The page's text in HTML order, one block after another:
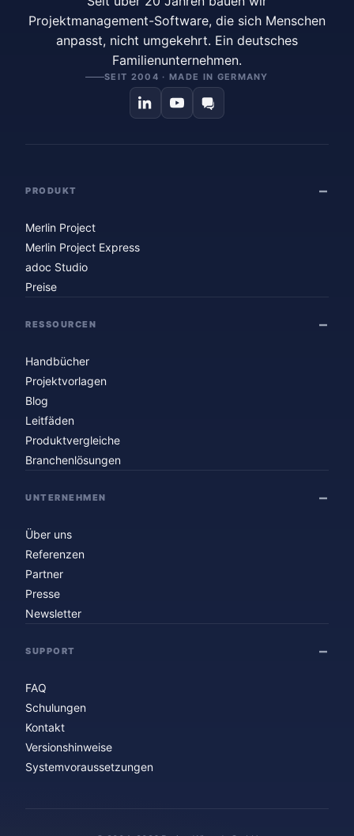
Projektmanagement-Software, die sich Menschen
anpasst, nicht umgekehrt. Ein deutsches
Familienunternehmen.
SEIT 2004 · MADE IN GERMANY
PRODUKT
Merlin Project
Merlin Project Express
adoc Studio
Preise
RESSOURCEN
Handbücher
Projektvorlagen
Blog
Leitfäden
Produktvergleiche
Branchenlösungen
UNTERNEHMEN
Über uns
Referenzen
Partner
Presse
Newsletter
SUPPORT
FAQ
Schulungen
Kontakt
Versionshinweise
Systemvoraussetzungen